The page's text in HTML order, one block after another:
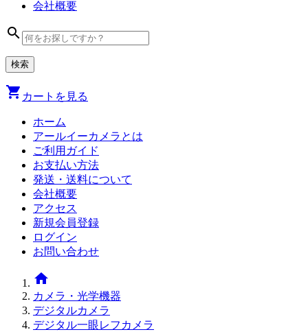
会社概要
search
shopping_cart カートを見る
ホーム
アールイーカメラとは
ご利用ガイド
お支払い方法
発送・送料について
会社概要
アクセス
新規会員登録
ログイン
お問い合わせ
home
カメラ・光学機器
デジタルカメラ
デジタル一眼レフカメラ